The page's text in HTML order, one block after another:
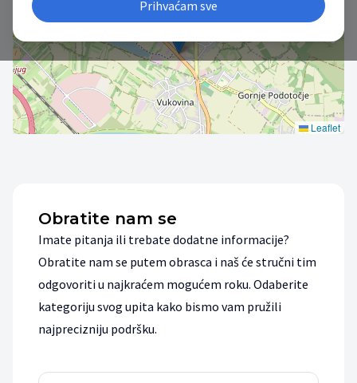
−
Leaflet
Obratite nam se
Imate pitanja ili trebate dodatne informacije?
Obratite nam se putem obrasca i naš će stručni tim
odgovoriti u najkraćem mogućem roku. Odaberite
kategoriju svog upita kako bismo vam pružili
najprecizniju podršku.
Prihvaćam sve